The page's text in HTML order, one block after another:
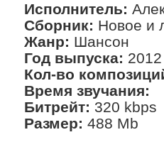
Исполнитель:
Сборник: Новое и
Жанр: Шансон
Год выпуска: 2012
Кол-во
Время звучания:
Битрейт: 320 kbps
Размер: 488 Mb